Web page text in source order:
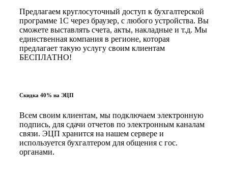
Предлагаем круглосуточный доступ к бухгалтерской
программе 1С через браузер, с любого устройства. Вы
сможете выставлять счета, акты, накладные и т.д. Мы
единственная компания в регионе, которая
предлагает такую услугу своим клиентам
БЕСПЛАТНО!
Скидка 40% на ЭЦП
Всем своим клиентам, мы подключаем электронную
подпись, для сдачи отчетов по электронным каналам
связи. ЭЦП хранится на нашем сервере и
используется бухгалтером для общения с гос.
органами.